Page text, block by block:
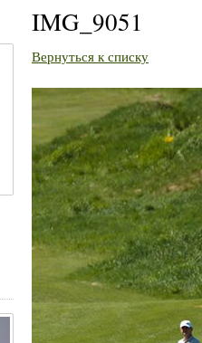
IMG_9051
Вернуться к списку